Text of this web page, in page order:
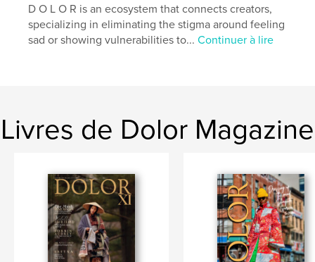
D O L O R is an ecosystem that connects creators,
specializing in eliminating the stigma around feeling
sad or showing vulnerabilities to...Continuer à lire
Livres de Dolor Magazine